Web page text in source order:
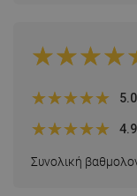
Συνολική
5.0
4.9